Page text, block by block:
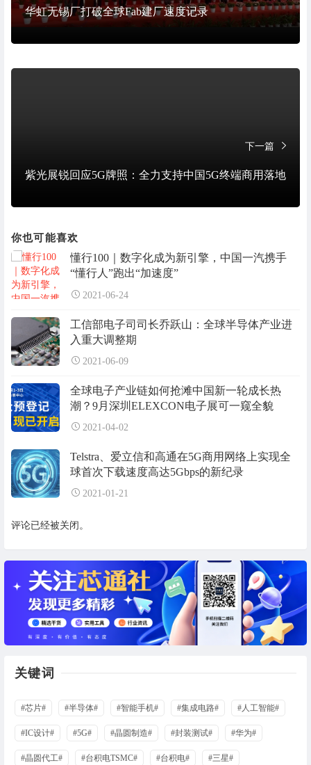
华虹无锡厂打破全球Fab建厂速度记录
下一篇
紫光展锐回应5G牌照：全力支持中国5G终端商用落地
你也可能喜欢
懂行100｜数字化成为新引擎，中国一汽携手
“懂行人”跑出“加速度”
2021-06-24
工信部电子司司长乔跃山：全球半导体产业进
入重大调整期
2021-06-09
全球电子产业链如何抢滩中国新一轮成长热
潮？9月深圳ELEXCON电子展可一窥全貌
2021-04-02
Telstra、爱立信和高通在5G商用网络上实现全
球首次下载速度高达5Gbps的新纪录
2021-01-21
评论已经被关闭。
关键词
#芯片# #半导体# #智能手机# #集成电路# #人工智能#
#IC设计# #5G# #晶圆制造# #封装测试# #华为#
#晶圆代工# #台积电TSMC# #台积电# #三星#